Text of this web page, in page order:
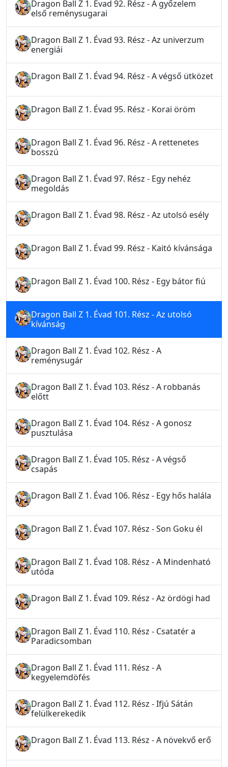
Dragon Ball Z 1. Évad 92. Rész - A győzelem
első reménysugarai
Dragon Ball Z 1. Évad 93. Rész - Az univerzum
energiái
Dragon Ball Z 1. Évad 94. Rész - A végső ütközet
Dragon Ball Z 1. Évad 95. Rész - Korai öröm
Dragon Ball Z 1. Évad 96. Rész - A rettenetes
bosszú
Dragon Ball Z 1. Évad 97. Rész - Egy nehéz
megoldás
Dragon Ball Z 1. Évad 98. Rész - Az utolsó esély
Dragon Ball Z 1. Évad 99. Rész - Kaitó kívánsága
Dragon Ball Z 1. Évad 100. Rész - Egy bátor fiú
Dragon Ball Z 1. Évad 101. Rész - Az utolsó
kívánság
Dragon Ball Z 1. Évad 102. Rész - A
reménysugár
Dragon Ball Z 1. Évad 103. Rész - A robbanás
előtt
Dragon Ball Z 1. Évad 104. Rész - A gonosz
pusztulása
Dragon Ball Z 1. Évad 105. Rész - A végső
csapás
Dragon Ball Z 1. Évad 106. Rész - Egy hős halála
Dragon Ball Z 1. Évad 107. Rész - Son Goku él
Dragon Ball Z 1. Évad 108. Rész - A Mindenható
utóda
Dragon Ball Z 1. Évad 109. Rész - Az ördögi had
Dragon Ball Z 1. Évad 110. Rész - Csatatér a
Paradicsomban
Dragon Ball Z 1. Évad 111. Rész - A
kegyelemdöfés
Dragon Ball Z 1. Évad 112. Rész - Ifjú Sátán
felülkerekedik
Dragon Ball Z 1. Évad 113. Rész - A növekvő erő